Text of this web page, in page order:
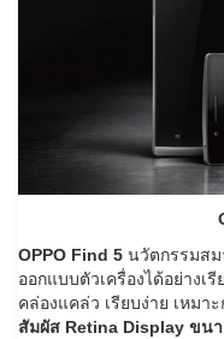
OPPO Find 5 นวัตกรรมส
ออกแบบตัวเครื่องได้อย่างเ
คล่องแคล่ว เรียบง่าย เหมา
สัมผัส Retina Display ขน